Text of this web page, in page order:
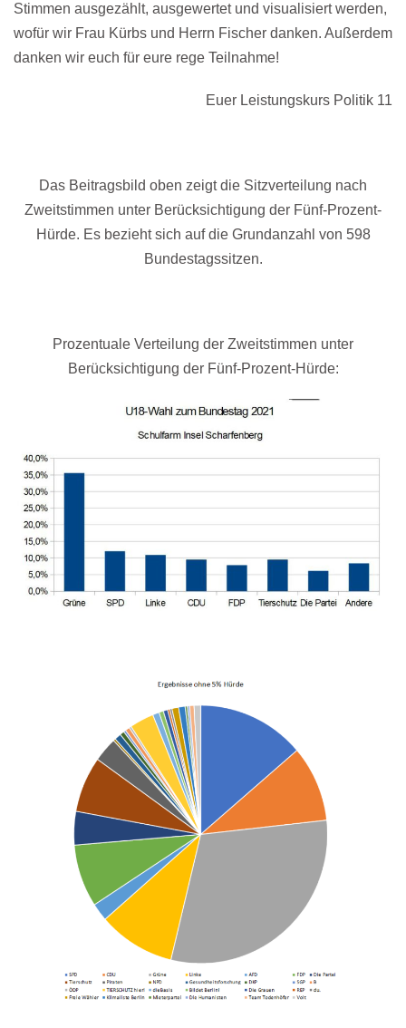
Stimmen ausgezählt, ausgewertet und visualisiert werden,
wofür wir Frau Kürbs und Herrn Fischer danken. Außerdem
danken wir euch für eure rege Teilnahme!
Euer Leistungskurs Politik 11
Das Beitragsbild oben zeigt die Sitzverteilung nach
Zweitstimmen unter Berücksichtigung der Fünf-Prozent-
Hürde. Es bezieht sich auf die Grundanzahl von 598
Bundestagssitzen.
Prozentuale Verteilung der Zweitstimmen unter
Berücksichtigung der Fünf-Prozent-Hürde: